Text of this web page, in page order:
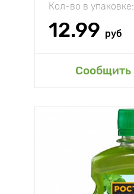
Кол-во в упаковке:
12.99 руб
Сообщить